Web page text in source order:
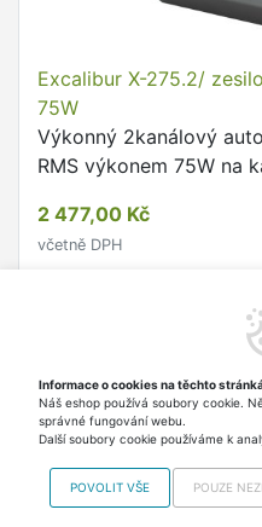
Excalibur X-275.2/
75W
Výkonný 2kanálový
RMS výkonem 75W na
2 477,00 Kč
včetně DPH
Nahoru
Najdete nás i naMALL.CZ
Informace o cookies na těchto
Náš eshop používá soubory cookie.
správné fungování webu.
Další soubory cookie používáme k
POVOLIT VŠE POUZE